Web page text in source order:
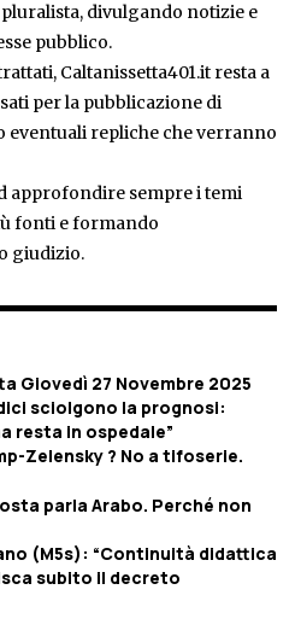
divulgando notizie e
pubblico.
Caltanissetta401.it resta a
per la pubblicazione di
eventuali repliche che verranno
approfondire sempre i temi
fonti e formando
giudizio.
Giovedì 27 Novembre 2025
sciolgono la prognosi:
resta in ospedale”
Zelensky ? No a tifoserie.
parla Arabo. Perché non
(M5s): “Continuità didattica
subito il decreto